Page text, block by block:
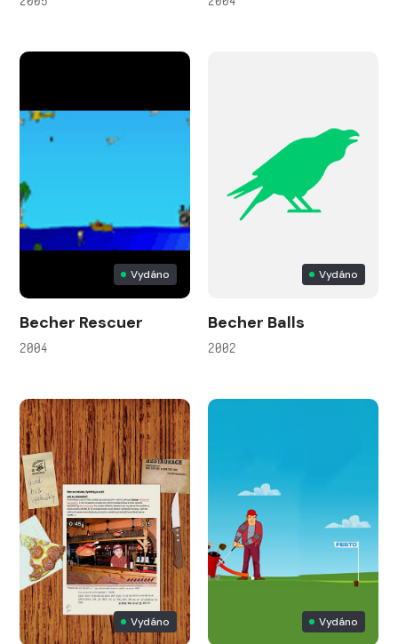
Vydáno
Becher Rescuer
2004
Vydáno
Becher Balls
2002
Vydáno Vydáno